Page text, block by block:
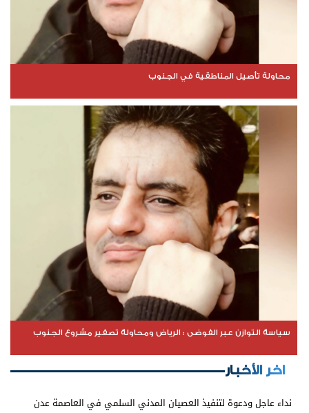
محاولة تأصيل المناطقية في الجنوب
سياسة التوازن عبر الفوضى : الرياض ومحاولة تصفير مشروع الجنوب
اخر الأخبار
نداء عاجل ودعوة لتنفيذ العصيان المدني السلمي في العاصمة عدن